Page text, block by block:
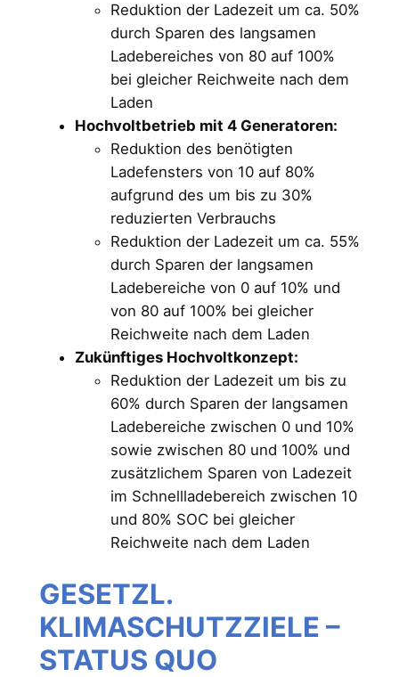
Reduktion der Ladezeit um ca. 50%
durch Sparen des langsamen
Ladebereiches von 80 auf 100%
bei gleicher Reichweite nach dem
Laden
Hochvoltbetrieb mit 4 Generatoren:
Reduktion des benötigten
Ladefensters von 10 auf 80%
aufgrund des um bis zu 30%
reduzierten Verbrauchs
Reduktion der Ladezeit um ca. 55%
durch Sparen der langsamen
Ladebereiche von 0 auf 10% und
von 80 auf 100% bei gleicher
Reichweite nach dem Laden
Zukünftiges Hochvoltkonzept:
Reduktion der Ladezeit um bis zu
60% durch Sparen der langsamen
Ladebereiche zwischen 0 und 10%
sowie zwischen 80 und 100% und
zusätzlichem Sparen von Ladezeit
im Schnellladebereich zwischen 10
und 80% SOC bei gleicher
Reichweite nach dem Laden
GESETZL.
KLIMASCHUTZZIELE –
STATUS QUO